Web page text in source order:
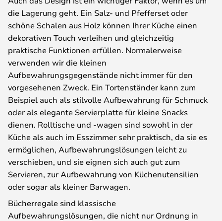
die Lagerung geht. Ein Salz- und Pfefferset oder
schöne Schalen aus Holz können Ihrer Küche einen
dekorativen Touch verleihen und gleichzeitig
praktische Funktionen erfüllen. Normalerweise
verwenden wir die kleinen
Aufbewahrungsgegenstände nicht immer für den
vorgesehenen Zweck. Ein Tortenständer kann zum
Beispiel auch als stilvolle Aufbewahrung für Schmuck
oder als elegante Servierplatte für kleine Snacks
dienen. Rolltische und -wagen sind sowohl in der
Küche als auch im Esszimmer sehr praktisch, da sie es
ermöglichen, Aufbewahrungslösungen leicht zu
verschieben, und sie eignen sich auch gut zum
Servieren, zur Aufbewahrung von Küchenutensilien
oder sogar als kleiner Barwagen.
Bücherregale sind klassische
Aufbewahrungslösungen, die nicht nur Ordnung in